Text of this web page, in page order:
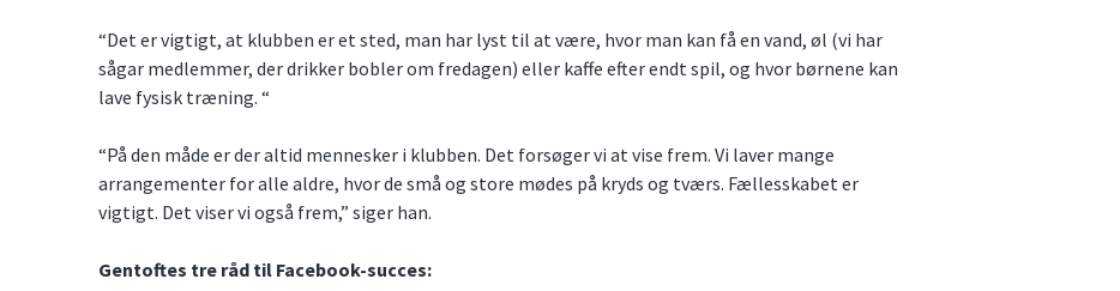
“Det er vigtigt, at klubben er et sted, man har lyst til at være, hvor man kan få en vand, øl (vi har
sågar medlemmer, der drikker bobler om fredagen) eller kaffe efter endt spil, og hvor børnene kan
lave fysisk træning. “
“På den måde er der altid mennesker i klubben. Det forsøger vi at vise frem. Vi laver mange
arrangementer for alle aldre, hvor de små og store mødes på kryds og tværs. Fællesskabet er
vigtigt. Det viser vi også frem,” siger han.
Gentoftes tre råd til Facebook-succes: